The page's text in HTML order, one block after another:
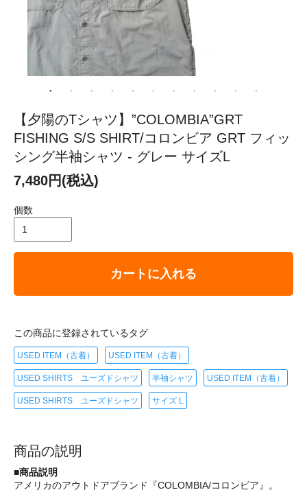
【夕陽のTシャツ】”COLOMBIA”GRT
FISHING S/S SHIRT/コロンビア GRT フィッ
シング半袖シャツ - グレー サイズL
7,480円(税込)
個数
カートに入れる
この商品に登録されているタグ
USED ITEM（古着） USED ITEM（古着）
USED SHIRTS ユーズドシャツ 半袖シャツ USED ITEM（古着）
USED SHIRTS ユーズドシャツ サイズ L
商品の説明
■商品説明
アメリカのアウトドアブランド『COLOMBIA/コロンビア』。